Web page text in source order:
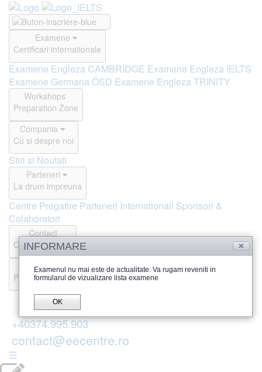
Examene
Certificari internationale
Examene Engleza CAMBRIDGE Examene Engleza IELTS
Examene Germana ÖSD Examene Engleza TRINITY
Workshops
Preparation Zone
Compania
Cu si despre noi
Stiri si Noutati
Parteneri
La drum impreuna
Centre Pregatire Parteneri Internationali Sponsori &
Colaboratori
Contact
Offline si Online
Recenzii
Parerea publicului
+40374.995.903
contact@eecentre.ro
☰
INFORMARE
Examenul nu mai este de actualitate. Va rugam reveniti in
formularul de vizualizare lista examene
OK